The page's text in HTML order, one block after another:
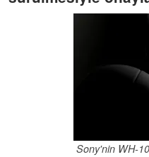
Sony'nin WH-